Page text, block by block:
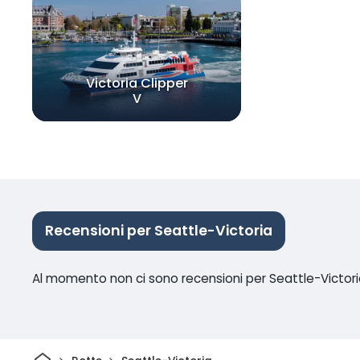
Victoria Clipper
V
Recensioni per Seattle-Victoria
Al momento non ci sono recensioni per Seattle-
Casa